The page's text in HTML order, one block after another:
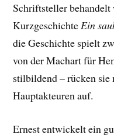
Schriftsteller
KurzgeschichteEin
die Geschichte spielt
von der Machart für
stilbildend – rücken
Hauptakteuren auf.
Ernest entwickelt ein